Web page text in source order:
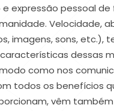
expressão pessoal
Velocidade,
imagens, sons, etc.),
dessas
como nos
todos os benefícios
vêm